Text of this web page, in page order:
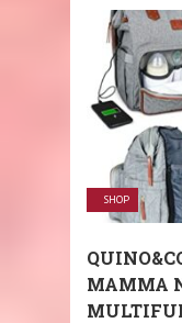
SHOP
MAMMA